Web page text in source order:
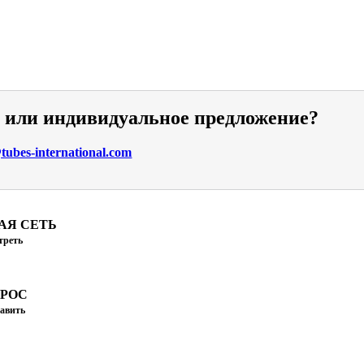
индивидуальное предложение?
international.com
СЕТЬ